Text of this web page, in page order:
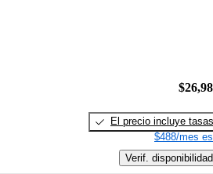
El precio incluye tasas
$488/mes
Verif. disponibilidad